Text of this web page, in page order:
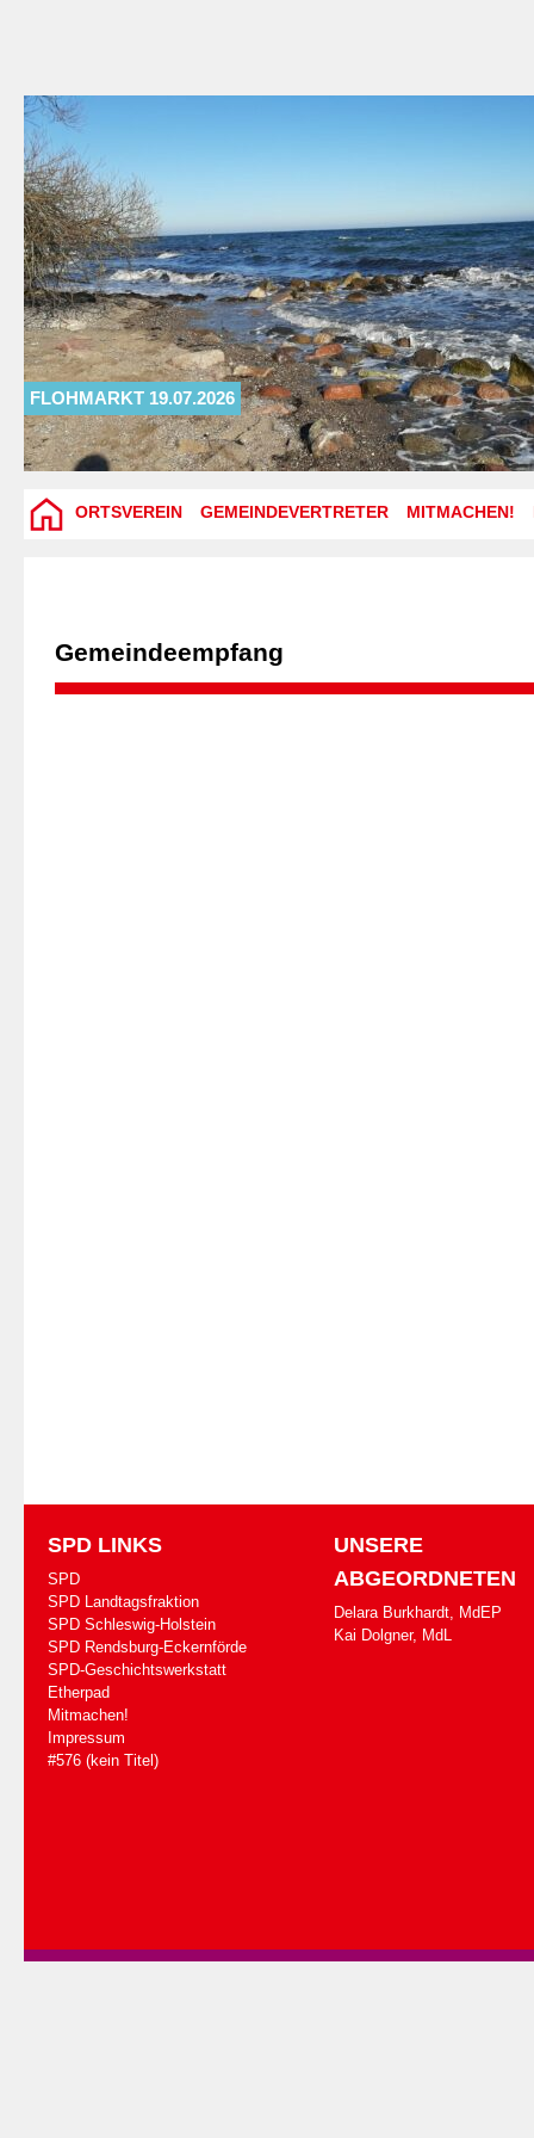
FLOHMARKT 19.07.2026
ORTSVEREIN GEMEINDEVERTRETER MITMACHEN!
Gemeindeempfang
SPD LINKS
SPD
SPD Landtagsfraktion
SPD Schleswig-Holstein
SPD Rendsburg-Eckernförde
SPD-Geschichtswerkstatt
Etherpad
Mitmachen!
Impressum
#576 (kein Titel)
UNSERE
ABGEORDNETEN
Delara Burkhardt, MdEP
Kai Dolgner, MdL